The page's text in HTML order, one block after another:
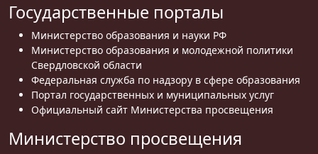
Государственные порталы
Министерство образования и науки РФ
Министерство образования и молодежной политики
Свердловской области
Федеральная служба по надзору в сфере образования
Портал государственных и муниципальных услуг
Официальный сайт Министерства просвещения
Министерство просвещения